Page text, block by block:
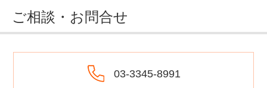
ご相談・お問合せ
03-3345-8991